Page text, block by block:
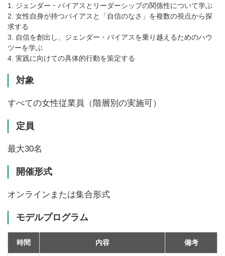
1. ジェンダー・バイアスとリーダーシップの関係性について学ぶ
2. 女性自身が持つバイアスと「自信のなさ」を複数の視点から探
求する
3. 自信を創出し、ジェンダー・バイアスを乗り越えるためのハウ
ツーを学ぶ
4. 実践に向けての具体的行動を策定する
対象
すべての女性従業員（階層別の実施可）
定員
最大30名
開催形式
オンラインまたは集合形式
モデルプログラム
時間 内容 備考